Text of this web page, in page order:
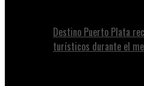
Destino Puerto Plata
turísticos durante el